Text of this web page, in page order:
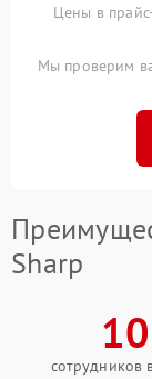
Цены в
Мы проверим
Sharp
10
сотрудников